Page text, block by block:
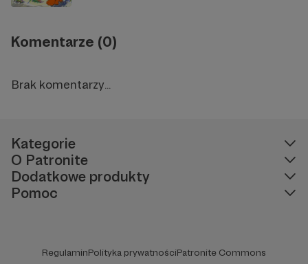
Komentarze (0)
Brak komentarzy...
Kategorie
O Patronite
Dodatkowe produkty
Pomoc
RegulaminPolityka prywatnościPatronite Commons